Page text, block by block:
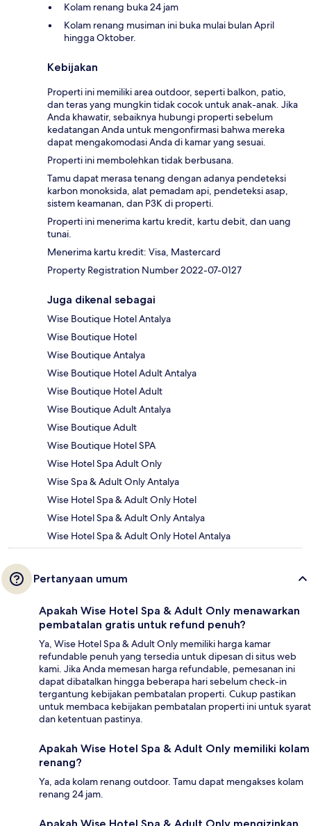
Kolam renang buka 24 jam
Kolam renang musiman ini buka mulai bulan April
hingga Oktober.
Kebijakan
Properti ini memiliki area outdoor, seperti balkon, patio,
dan teras yang mungkin tidak cocok untuk anak-anak. Jika
Anda khawatir, sebaiknya hubungi properti sebelum
kedatangan Anda untuk mengonfirmasi bahwa mereka
dapat mengakomodasi Anda di kamar yang sesuai.
Properti ini membolehkan tidak berbusana.
Tamu dapat merasa tenang dengan adanya pendeteksi
karbon monoksida, alat pemadam api, pendeteksi asap,
sistem keamanan, dan P3K di properti.
Properti ini menerima kartu kredit, kartu debit, dan uang
tunai.
Menerima kartu kredit: Visa, Mastercard
Property Registration Number 2022-07-0127
Juga dikenal sebagai
Wise Boutique Hotel Antalya
Wise Boutique Hotel
Wise Boutique Antalya
Wise Boutique Hotel Adult Antalya
Wise Boutique Hotel Adult
Wise Boutique Adult Antalya
Wise Boutique Adult
Wise Boutique Hotel SPA
Wise Hotel Spa Adult Only
Wise Spa & Adult Only Antalya
Wise Hotel Spa & Adult Only Hotel
Wise Hotel Spa & Adult Only Antalya
Wise Hotel Spa & Adult Only Hotel Antalya
Pertanyaan umum
Apakah Wise Hotel Spa & Adult Only menawarkan
pembatalan gratis untuk refund penuh?
Ya, Wise Hotel Spa & Adult Only memiliki harga kamar
refundable penuh yang tersedia untuk dipesan di situs web
kami. Jika Anda memesan harga refundable, pemesanan ini
dapat dibatalkan hingga beberapa hari sebelum check-in
tergantung kebijakan pembatalan properti. Cukup pastikan
untuk membaca kebijakan pembatalan properti ini untuk syarat
dan ketentuan pastinya.
Apakah Wise Hotel Spa & Adult Only memiliki kolam
renang?
Ya, ada kolam renang outdoor. Tamu dapat mengakses kolam
renang 24 jam.